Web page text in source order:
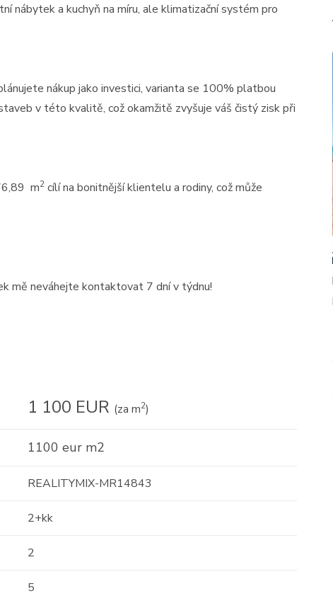
nábytek a kuchyň na míru, ale klimatizační systém pro
nákup jako investici, varianta se 100% platbou
v této kvalitě, což okamžitě zvyšuje váš čistý zisk při
m2 cílí na bonitnější klientelu a rodiny, což může
mě neváhejte kontaktovat 7 dní v týdnu!
1 100 EUR (za m2)
1100 eur m2
REALITYMIX-MR14843
2+kk
2
5
01
o
obrovským potenciálem —